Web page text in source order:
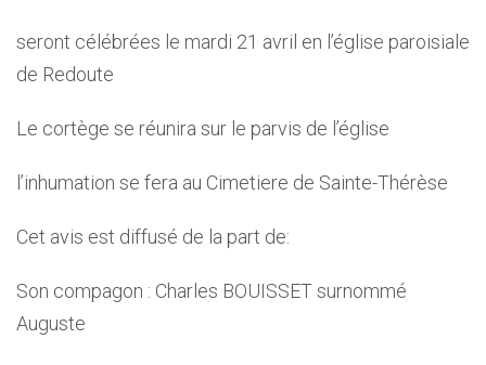
seront célébrées le mardi 21 avril en l’église paroisiale
de Redoute
Le cortège se réunira sur le parvis de l’église
l’inhumation se fera au Cimetiere de Sainte-Thérèse
Cet avis est diffusé de la part de:
Son compagon : Charles BOUISSET surnommé
Auguste